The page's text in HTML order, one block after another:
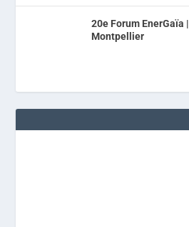
20e Forum EnerGaïa
Montpellier